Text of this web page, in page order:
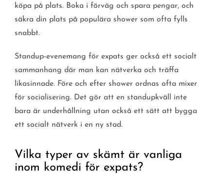
köpa på plats. Boka i förväg och spara pengar, och
säkra din plats på populära shower som ofta fylls
snabbt.
Standup-evenemang för expats ger också ett socialt
sammanhang där man kan nätverka och träffa
likasinnade. Före och efter shower ordnas ofta mixer
för socialisering. Det gör att en standupkväll inte
bara är underhållning utan också ett sätt att bygga
ett socialt nätverk i en ny stad.
Vilka typer av skämt är vanliga
inom komedi för expats?